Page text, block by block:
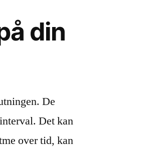
din
De
Det kan
over tid, kan